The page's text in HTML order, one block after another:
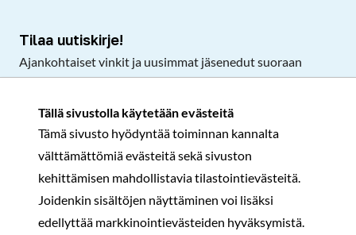
Tällä sivustolla käytetään evästeitä
Tämä sivusto hyödyntää toiminnan kannalta
välttämättömiä evästeitä sekä sivuston
kehittämisen mahdollistavia tilastointievästeitä.
Joidenkin sisältöjen näyttäminen voi lisäksi
edellyttää markkinointievästeiden hyväksymistä.
Tilaa uutiskirje!
Ajankohtaiset vinkit ja uusimmat jäsenedut suoraan
Rekisteri- ja tietosuojaselosteSopimusehdot